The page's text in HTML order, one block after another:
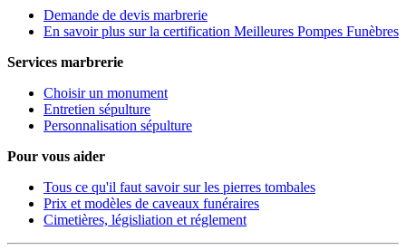
Demande de devis marbrerie
En savoir plus sur la certification Meilleures Pompes Funèbres
Services marbrerie
Choisir un monument
Entretien sépulture
Personnalisation sépulture
Pour vous aider
Tous ce qu'il faut savoir sur les pierres tombales
Prix et modèles de caveaux funéraires
Cimetières, législiation et réglement